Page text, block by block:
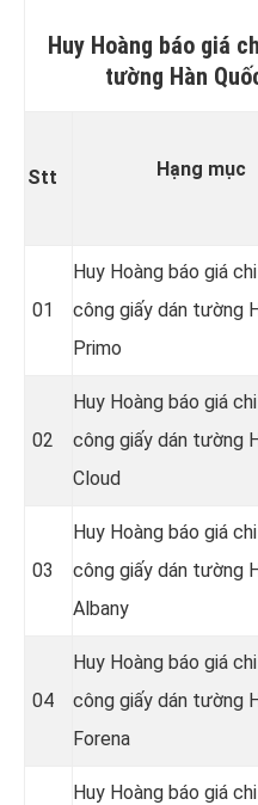
Huy Hoàng báo giá
tường Hàn
Stt Hạng mục
01
Huy Hoàng báo giá
công giấy dán tường
Primo
02
Huy Hoàng báo giá
công giấy dán tường
Cloud
03
Huy Hoàng báo giá
công giấy dán tường
Albany
04
Huy Hoàng báo giá
công giấy dán tường
Forena
Huy Hoàng báo giá